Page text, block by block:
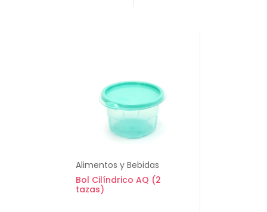
Alimentos y Bebidas
Bol Cilíndrico AQ (2
tazas)